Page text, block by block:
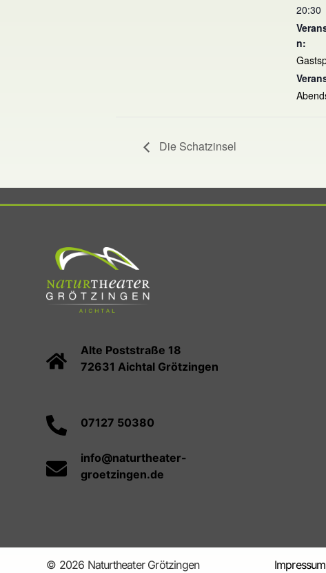
20:30
n:
Die Schatzinsel
Alte Poststraße 18
72631 Aichtal Grötzingen
07127 50380
info@naturtheater-
groetzingen.de
© 2026 Naturtheater Grötzingen Impressum